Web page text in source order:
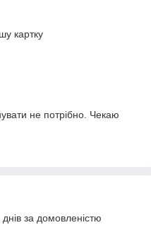
картку
не потрібно. Чекаю
за домовленістю